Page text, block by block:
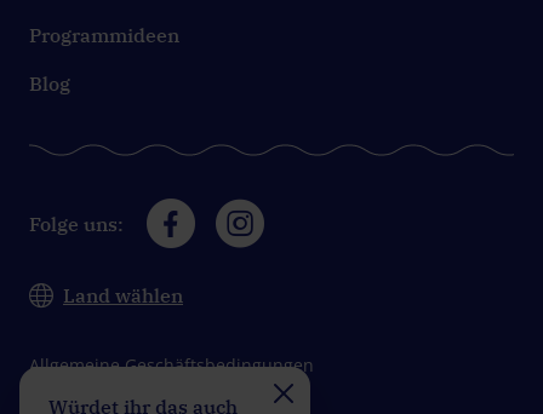
Programmideen
Blog
Folge uns:
Land wählen
Allgemeine Geschäftsbedingungen
Würdet ihr das auch